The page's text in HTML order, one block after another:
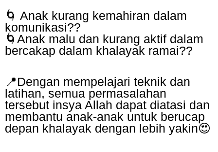
🌀 Anak kurang kemahiran dalam
komunikasi??
🌀Anak malu dan kurang aktif dalam
bercakap dalam khalayak ramai??
📍Dengan mempelajari teknik dan
latihan, semua permasalahan
tersebut insya Allah dapat diatasi dan
membantu anak-anak untuk berucap
depan khalayak dengan lebih yakin😍